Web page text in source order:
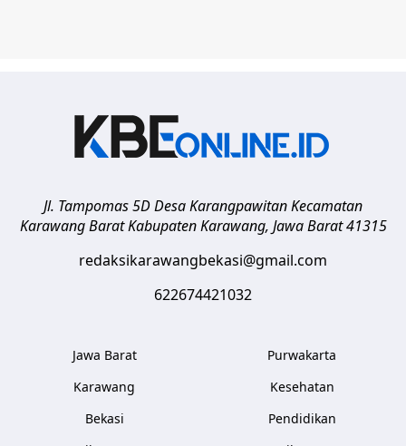
Jl. Tampomas 5D Desa Karangpawitan Kecamatan
Karawang Barat Kabupaten Karawang, Jawa Barat 41315
redaksikarawangbekasi@gmail.com
622674421032
Jawa Barat
Karawang
Bekasi
Purwakarta
Kesehatan
Pendidikan